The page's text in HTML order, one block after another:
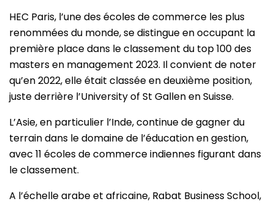
HEC Paris, l’une des écoles de commerce les plus
renommées du monde, se distingue en occupant la
première place dans le classement du top 100 des
masters en management 2023. Il convient de noter
qu’en 2022, elle était classée en deuxième position,
juste derrière l’University of St Gallen en Suisse.
L’Asie, en particulier l’Inde, continue de gagner du
terrain dans le domaine de l’éducation en gestion,
avec 11 écoles de commerce indiennes figurant dans
le classement.
A l’échelle arabe et africaine, Rabat Business School,